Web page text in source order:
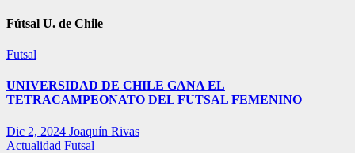
Fútsal U. de Chile
Futsal
UNIVERSIDAD DE CHILE GANA EL
TETRACAMPEONATO DEL FUTSAL FEMENINO
Dic 2, 2024 Joaquín Rivas
Actualidad Futsal